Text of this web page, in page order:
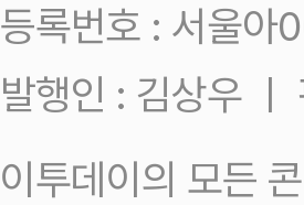
등록번호 : 서울
발행인 : 김상우
이투데이의 모든